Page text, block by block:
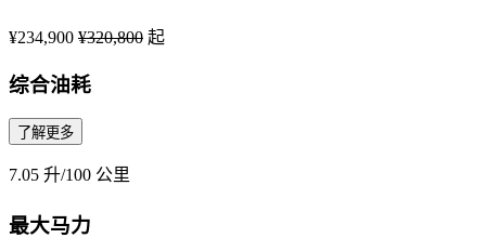
¥234,900 ¥320,800 起
综合油耗
了解更多
7.05 升/100 公里
最大马力